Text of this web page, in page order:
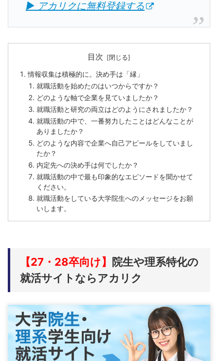
▶ アカリクに無料登録する
目次
情報収集は積極的に。決め手は「縁」
就職活動を始めたのはいつからですか？
どのような軸で企業を見ていましたか？
就職活動と研究の両立はどのようにされましたか？
就職活動の中で、一番努力したことはどんなことが
ありましたか？
どのような内容で企業へ自己アピールをしていまし
たか？
内定先への決め手は何でしたか？
就職活動の中で最も印象的なエピソードを聞かせて
ください。
就職活動をしている大学院生へのメッセージをお願
いします。
【27・28卒向け】
院生や理系特化の
就活サイトならアカリク